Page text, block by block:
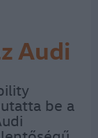
Audi
–
be a